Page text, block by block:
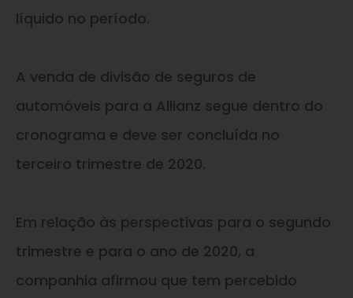
líquido no período.
A venda de divisão de seguros de
automóveis para a Allianz segue dentro do
cronograma e deve ser concluída no
terceiro trimestre de 2020.
Em relação às perspectivas para o segundo
trimestre e para o ano de 2020, a
companhia afirmou que tem percebido